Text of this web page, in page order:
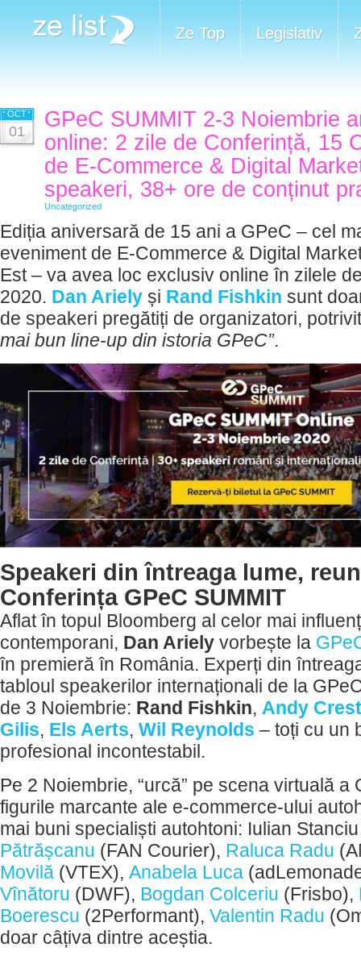
Ze Top Legislativ
OCT
01
GPeC SUMMIT 2-3 Noiembrie
online: 2 zile de Conferință, 15
de E-Commerce & Digital
speakeri, 38+ ore de conținut
Uncategorized
Ediția aniversară de 15 ani a GPeC – cel
eveniment de E-Commerce & Digital
Est – va avea loc exclusiv online în zilele
2020. Dan Ariely și Rand Fishkin sunt
de speakeri pregătiți de organizatori,
mai bun line-up din istoria GPeC”.
Speakeri din întreaga lume,
Conferința GPeC SUMMIT
Aflat în topul Bloomberg al celor mai
contemporani, Dan Ariely vorbește la
în premieră în România. Experți din
tabloul speakerilor internaționali de la
de 3 Noiembrie: Rand Fishkin, Andy
Gilis, Els Aerts, Wil Reynolds – toți cu un
profesional incontestabil.
Pe 2 Noiembrie, “urcă” pe scena virtuală a
figurile marcante ale e-commerce-ului
mai buni specialiști autohtoni: Iulian
Pătrășcanu (FAN Courier), Raluca Radu
Movilă (VTEX), Anabela Luca
Vînătoru (DWF), Bogdan Colceriu (Frisbo),
Boerescu (2Performant), Valentin Radu
doar câțiva dintre aceștia.